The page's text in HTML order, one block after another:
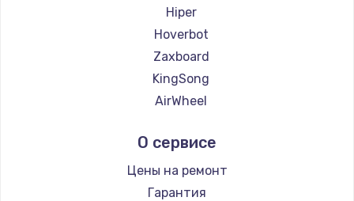
Hiper
Hoverbot
Zaxboard
KingSong
AirWheel
Hunter
Shorner
Joyor
О сервисе
Цены на ремонт
Гарантия